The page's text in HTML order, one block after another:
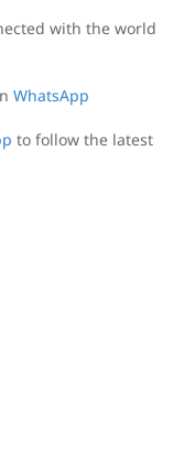
with the world
WhatsApp
to follow the latest